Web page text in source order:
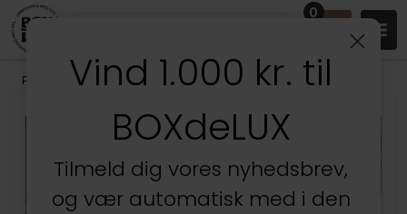
0
Produkter /Køkken /Køkkenopbevaring/ Brødkasser
Vind 1.000 kr. til
BOXdeLUX
Tilmeld dig vores nyhedsbrev,
og vær automatisk med i den